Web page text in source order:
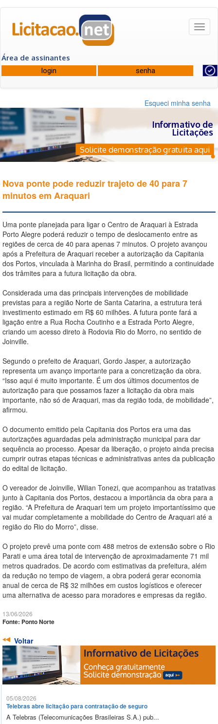
Área de assinantes
Esqueci minha senha
Informativo de
Licitações
Solicite demonstração gratuita aqui
Nova ponte pode reduzir trajeto de 40 para 7
minutos em Araquari
Uma ponte planejada para ligar o Centro de Araquari à Estrada
Porto Alegre poderá reduzir o tempo de deslocamento entre as
regiões de cerca de 40 para apenas 7 minutos. O projeto avançou
após a Prefeitura de Araquari receber a autorização da Capitania
dos Portos, vinculada à Marinha do Brasil, permitindo a continuidade
dos trâmites para a futura licitação da obra.
Considerada uma das principais intervenções de mobilidade
previstas para a região Norte de Santa Catarina, a estrutura terá
investimento estimado em R$ 60 milhões. A futura ponte fará a
ligação entre a Rua Rocha Coutinho e a Estrada Porto Alegre,
criando um acesso direto à Rodovia Rio do Morro, no sentido de
Joinville.
Segundo o prefeito de Araquari, Gordo Jasper, a autorização
representa um avanço importante para a concretização da obra.
“Isso aqui é muito importante. É um dos últimos documentos de
autorização para que possamos fazer a licitação da obra mais
importante, não só de Araquari, mas da região toda, de mobilidade”,
afirmou.
O documento emitido pela Capitania dos Portos era uma das
autorizações aguardadas pela administração municipal para dar
sequência ao processo. Apesar da liberação, o projeto ainda precisa
cumprir outras etapas técnicas e administrativas antes da publicação
do edital de licitação.
O vereador de Joinville, Wilian Tonezi, que acompanhou as tratativas
junto à Capitania dos Portos, destacou a importância da obra para a
região. “A Prefeitura de Araquari tem um projeto importantíssimo que
vai mudar completamente a mobilidade do Centro de Araquari até a
região do Rio do Morro”, disse.
O projeto prevê uma ponte com 488 metros de extensão sobre o Rio
Parati e uma área total de intervenção de aproximadamente 71 mil
metros quadrados. De acordo com estimativas da prefeitura, além
da redução no tempo de viagem, a obra poderá gerar economia
anual de cerca de R$ 32 milhões em custos logísticos e oferecer
uma alternativa de acesso para moradores e empresas da região.
13/06/2026
Fonte: Ponto Norte
Voltar
05/08/2026
Telebras abre licitação para contratação de seguro
A Telebras (Telecomunicações Brasileiras S.A.) pub...